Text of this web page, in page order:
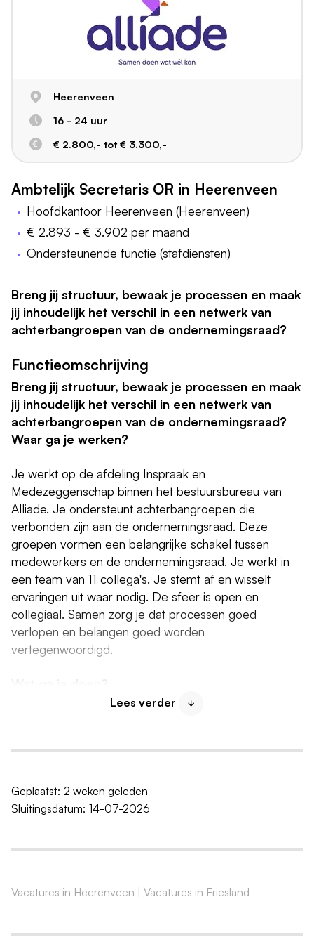
Heerenveen
16 - 24 uur
€ 2.800,- tot € 3.300,-
Ambtelijk Secretaris OR in Heerenveen
Hoofdkantoor Heerenveen (Heerenveen)
€ 2.893 - € 3.902 per maand
Ondersteunende functie (stafdiensten)
Breng jij structuur, bewaak je processen en maak
jij inhoudelijk het verschil in een netwerk van
achterbangroepen van de ondernemingsraad?
Functieomschrijving
Breng jij structuur, bewaak je processen en maak
jij inhoudelijk het verschil in een netwerk van
achterbangroepen van de ondernemingsraad?
Waar ga je werken?
Je werkt op de afdeling Inspraak en
Medezeggenschap binnen het bestuursbureau van
Alliade. Je ondersteunt achterbangroepen die
verbonden zijn aan de ondernemingsraad. Deze
groepen vormen een belangrijke schakel tussen
medewerkers en de ondernemingsraad. Je werkt in
een team van 11 collega's. Je stemt af en wisselt
ervaringen uit waar nodig. De sfeer is open en
collegiaal. Samen zorg je dat processen goed
verlopen en belangen goed worden
vertegenwoordigd.
Jij bent degene die overzicht houdt, het proces
van planning en verslaglegging tot communicatie en
Je faciliteert en organiseert acht
Je overlegt periodiek met het dagelijks bestuur van
achterbangroepen
Lees verder
Geplaatst: 2 weken geleden
Sluitingsdatum: 14-07-2026
Vacatures in Heerenveen Vacatures in Friesland